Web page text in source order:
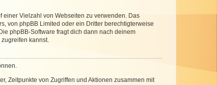
einer Vielzahl von Webseiten zu verwenden. Das
von phpBB Limited oder ein Dritter berechtigterweise
phpBB-Software fragt dich dann nach deinem
kannst.
Zeitpunkte von Zugriffen und Aktionen zusammen mit